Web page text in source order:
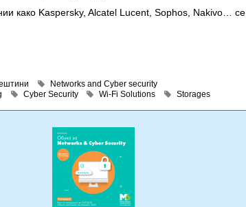
како Kaspersky, Alcatel Lucent, Sophos, Nakivo… се
Networks and Cyber security
Cyber Security Wi-Fi Solutions Storages